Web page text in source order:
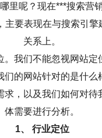
里呢？现在***搜索营
主要表现在与搜索引擎
关系上。
我们不能忽视网站定
们的网站针对的是什么
求，以及我们如何对待
体需要进行分析。
1、 行业定位